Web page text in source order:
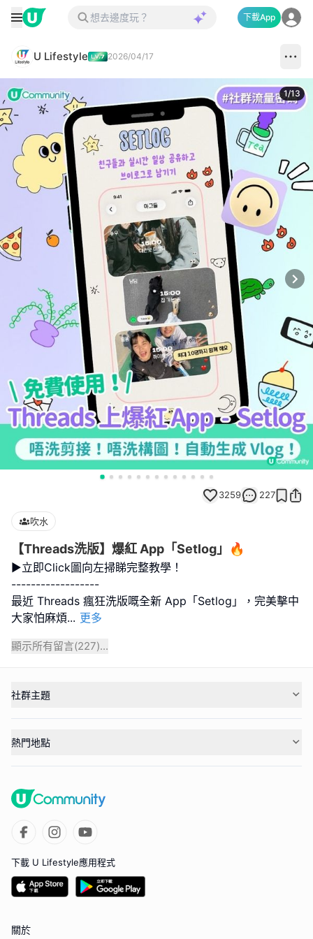
下載App
U Lifestyle 2026/04/17
1/13
3259 227
吹水
【Threads洗版】爆紅 App「Setlog」🔥
►立即Click圖向左掃睇完整教學！
------------------
最近 Threads 瘋狂洗版嘅全新 App「Setlog」，完美擊中
大家怕麻煩... 更多
顯示所有留言(227)...
社群主題
熱門地點
下載 U Lifestyle應用程式
關於